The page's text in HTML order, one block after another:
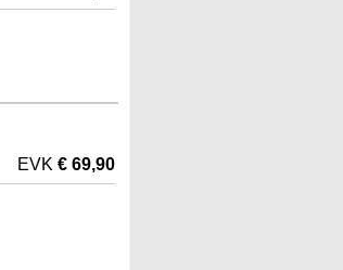
EVK € 69,90